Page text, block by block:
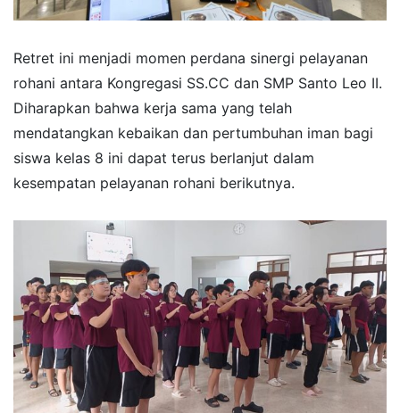
Retret ini menjadi momen perdana sinergi pelayanan
rohani antara Kongregasi SS.CC dan SMP Santo Leo II.
Diharapkan bahwa kerja sama yang telah
mendatangkan kebaikan dan pertumbuhan iman bagi
siswa kelas 8 ini dapat terus berlanjut dalam
kesempatan pelayanan rohani berikutnya.